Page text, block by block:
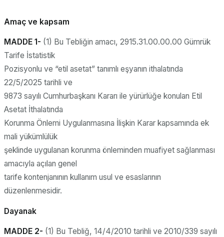
Amaç ve kapsam
MADDE 1- (1) Bu Tebliğin amacı, 2915.31.00.00.00 Gümrük
Tarife İstatistik
Pozisyonlu ve “etil asetat” tanımlı eşyanın ithalatında
22/5/2025 tarihli ve
9873 sayılı Cumhurbaşkanı Kararı ile yürürlüğe konulan Etil
Asetat İthalatında
Korunma Önlemi Uygulanmasına İlişkin Karar kapsamında ek
mali yükümlülük
şeklinde uygulanan korunma önleminden muafiyet sağlanması
amacıyla açılan genel
tarife kontenjanının kullanım usul ve esaslarının
düzenlenmesidir.
Dayanak
MADDE 2- (1) Bu Tebliğ, 14/4/2010 tarihli ve 2010/339 sayılı